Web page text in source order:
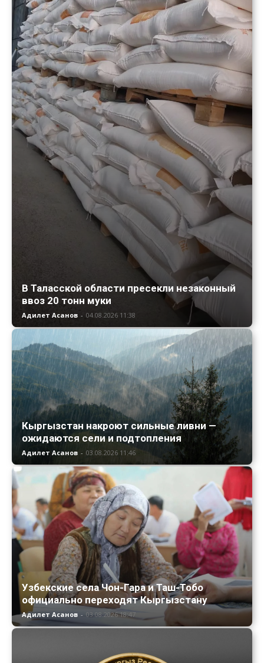
В Таласской области пресекли незаконный
ввоз 20 тонн муки
Адилет Асанов - 04.08.2026 11:38
Кыргызстан накроют сильные ливни —
ожидаются сели и подтопления
Адилет Асанов - 03.08.2026 11:46
Узбекские села Чон-Гара и Таш-Тобо
официально переходят Кыргызстану
Адилет Асанов - 03.08.2026 18:47